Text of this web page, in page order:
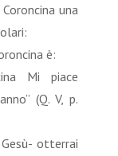
una
è:
Mi piace
(Q. V, p.
otterrai